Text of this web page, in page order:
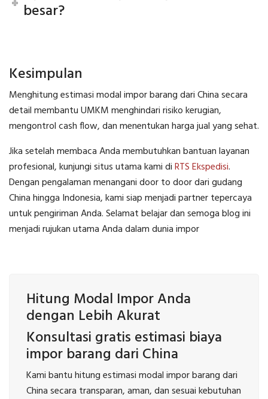
besar?
Kesimpulan
Menghitung estimasi modal impor barang dari China secara
detail membantu UMKM menghindari risiko kerugian,
mengontrol cash flow, dan menentukan harga jual yang sehat.
Jika setelah membaca Anda membutuhkan bantuan layanan
profesional, kunjungi situs utama kami diRTS Ekspedisi.
Dengan pengalaman menangani door to door dari gudang
China hingga Indonesia, kami siap menjadi partner tepercaya
untuk pengiriman Anda. Selamat belajar dan semoga blog ini
menjadi rujukan utama Anda dalam dunia impor
Hitung Modal Impor Anda
dengan Lebih Akurat
Konsultasi gratis estimasi biaya
impor barang dari China
Kami bantu hitung estimasi modal impor barang dari
China secara transparan, aman, dan sesuai kebutuhan